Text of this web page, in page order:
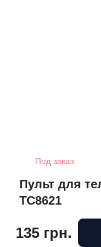
Под заказ
Пульт для
TC8621
135 грн.